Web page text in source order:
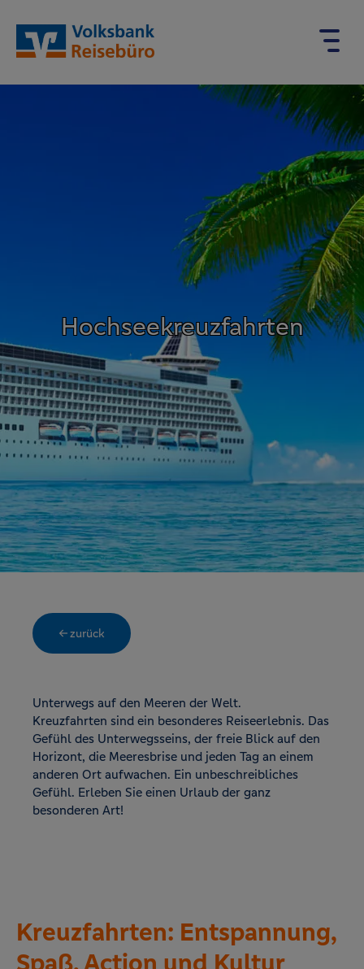
Hochsee­kreuz­fahrten
← zurück
Unterwegs auf den Meeren der Welt.
Kreuzfahrten sind ein besonderes Reiseerlebnis. Das
Gefühl des Unterwegsseins, der freie Blick auf den
Horizont, die Meeresbrise und jeden Tag an einem
anderen Ort aufwachen. Ein unbeschreibliches
Gefühl. Erleben Sie einen Urlaub der ganz
besonderen Art!
Kreuzfahrten: Entspannung,